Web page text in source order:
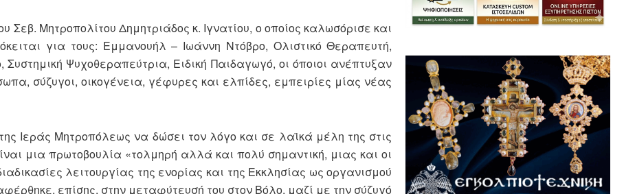
Σεβ. Μητροπολίτου Δημητριάδος κ. Ιγνατίου, ο οποίος καλωσόρισε και
για τους: Εμμανουήλ – Ιωάννη Ντόβρο, Ολιστικό Θεραπευτή,
Ψυχοθεραπεύτρια, Ειδική Παιδαγωγό, οι όποιοι ανέπτυξαν
σύζυγοι, οικογένεια, γέφυρες και ελπίδες, εμπειρίες μίας νέας
Ιεράς Μητροπόλεως να δώσει τον λόγο και σε λαϊκά μέλη της στις
μια πρωτοβουλία «τολμηρή αλλά και πολύ σημαντική, μιας και οι
λειτουργίας της ενορίας και της Εκκλησίας ως οργανισμού
επίσης, στην μεταφύτευσή του στον Βόλο, μαζί με την σύζυγό